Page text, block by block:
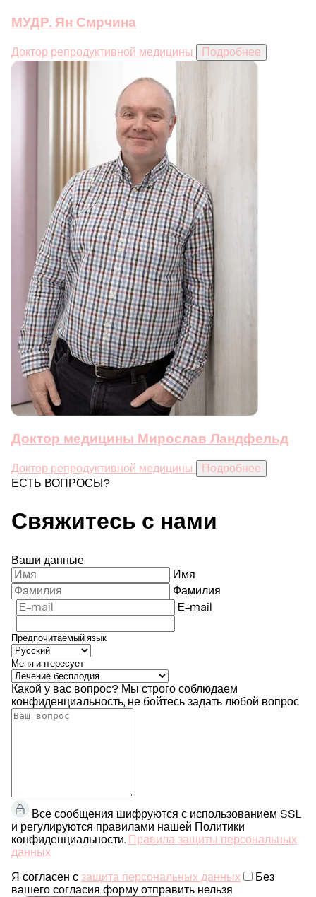
МУДР. Ян Смрчина
Доктор репродуктивной медицины Подробнее
Доктор медицины Мирослав Ландфельд
Доктор репродуктивной медицины
Подробнее
ЕСТЬ ВОПРОСЫ?
Свяжитесь с нами
Ваши данные
Имя
Фамилия
E-mail
Предпочитаемый язык
Меня интересует
Какой у вас вопрос? Мы строго соблюдаем
конфиденциальность, не бойтесь задать любой вопрос
Все сообщения шифруются с использованием SSL
и регулируются правилами нашей Политики
конфиденциальности.
Правила защиты персональных
данных
Я согласен с защита персональных данных
Без
вашего согласия форму отправить нельзя